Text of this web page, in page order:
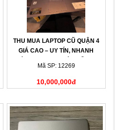
THU MUA LAPTOP CŨ QUẬN 4
GIÁ CAO – UY TÍN, NHANH
Mã SP: 12269
10,000,000đ